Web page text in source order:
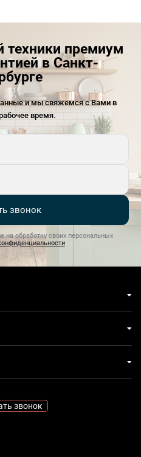
техники премиум
в Санкт-
и мы свяжемся с Вами в
время.
звонок
на обработку своих персональных
звонок